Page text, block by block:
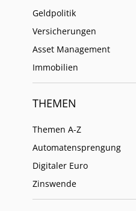
Geldpolitik
Versicherungen
Asset Management
Immobilien
THEMEN
Themen A-Z
Automatensprengung
Digitaler Euro
Zinswende